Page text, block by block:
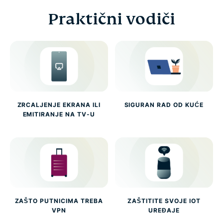
Praktični vodiči
ZRCALJENJE EKRANA ILI
EMITIRANJE NA TV-U
SIGURAN RAD OD KUĆE
ZAŠTO PUTNICIMA TREBA
VPN
ZAŠTITITE SVOJE IOT
UREĐAJE